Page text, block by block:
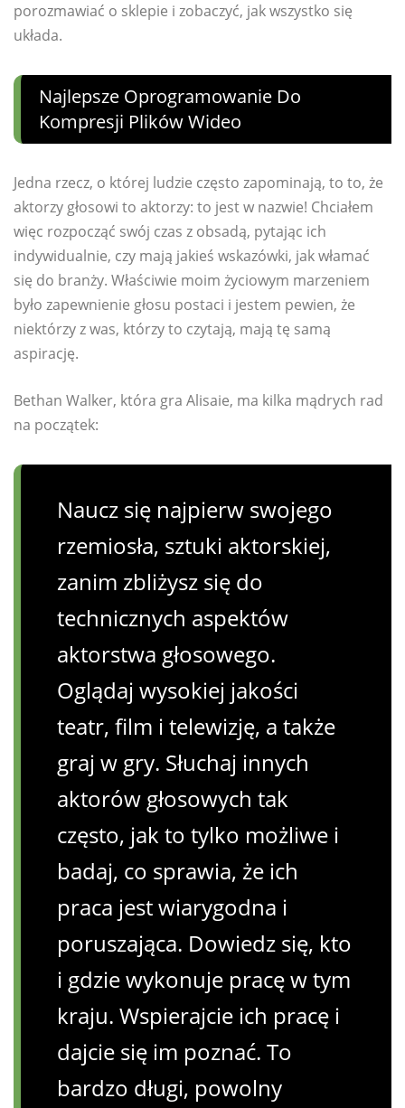
porozmawiać o sklepie i zobaczyć, jak wszystko się
układa.
Najlepsze Oprogramowanie Do
Kompresji Plików Wideo
Jedna rzecz, o której ludzie często zapominają, to to, że
aktorzy głosowi to aktorzy: to jest w nazwie! Chciałem
więc rozpocząć swój czas z obsadą, pytając ich
indywidualnie, czy mają jakieś wskazówki, jak włamać
się do branży. Właściwie moim życiowym marzeniem
było zapewnienie głosu postaci i jestem pewien, że
niektórzy z was, którzy to czytają, mają tę samą
aspirację.
Bethan Walker, która gra Alisaie, ma kilka mądrych rad
na początek:
Naucz się najpierw swojego
rzemiosła, sztuki aktorskiej,
zanim zbliżysz się do
technicznych aspektów
aktorstwa głosowego.
Oglądaj wysokiej jakości
teatr, film i telewizję, a także
graj w gry. Słuchaj innych
aktorów głosowych tak
często, jak to tylko możliwe i
badaj, co sprawia, że ​​ich
praca jest wiarygodna i
poruszająca. Dowiedz się, kto
i gdzie wykonuje pracę w tym
kraju. Wspierajcie ich pracę i
dajcie się im poznać. To
bardzo długi, powolny